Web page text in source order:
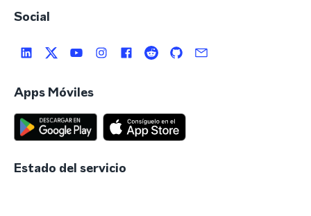
Social
Apps Móviles
Estado del servicio